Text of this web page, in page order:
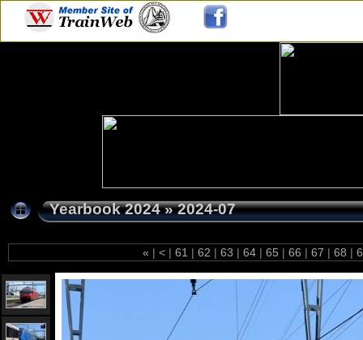
Yearbook 2024»2024-07
« | < | 61 | 62 | 63 | 64 | 65 | 66 | 67 | 68 |